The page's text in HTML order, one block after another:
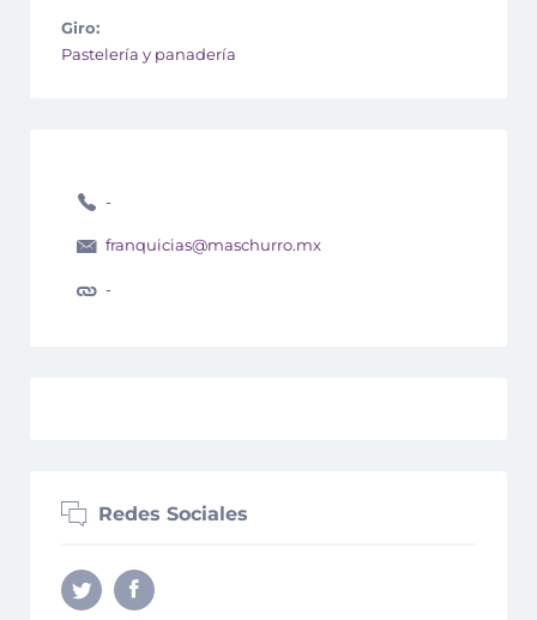
Giro:
Pastelería y panadería
-
franquicias@maschurro.mx
-
Redes Sociales